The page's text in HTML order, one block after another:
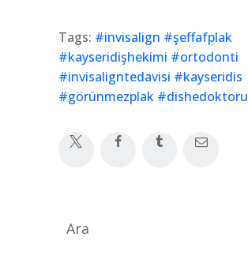
Tags: #invisalign #şeffafplak
#kayseridişhekimi #ortodonti
#invisaligntedavisi #kayseridis
#görünmezplak #dishedoktoru
Ara